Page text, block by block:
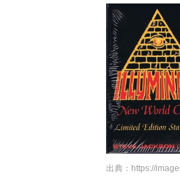
出典： https://